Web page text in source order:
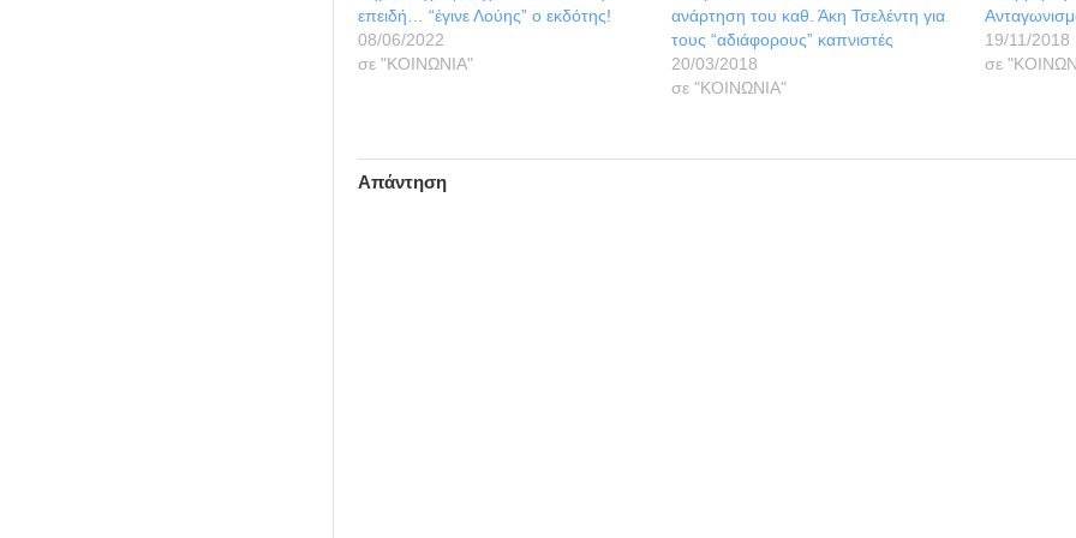
επειδή… “έγινε Λούης” ο εκδότης!
08/06/2022
σε "ΚΟΙΝΩΝΙΑ"
ανάρτηση του καθ. Άκη Τσελέντη για
τους “αδιάφορους” καπνιστές
20/03/2018
σε "ΚΟΙΝΩΝΙΑ"
19/11/2018
σε
Απάντηση